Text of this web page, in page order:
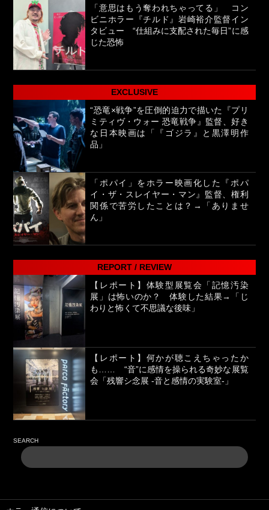
「意思はもう奪われちゃってる」 コン
ビニホラー『チルド』岩崎裕介監督イン
タビュー “仕組みに支配された毎日”に感
じた恐怖
EXCLUSIVE
“恐竜×戦争”を圧倒的迫力で描いた『プリ
ミティヴ・ウォー 恐竜戦争』監督、好き
な日本映画は「『ゴジラ』と黒澤明作
品」
「ポパイ」をホラー映画化した『ポパ
イ・ザ・スレイヤー・マン』監督、権利
関係で苦労したことは？→「ありませ
ん」
REPORT / REVIEW
【レポート】体験型展覧会「記憶汚染
展」は怖いのか？ 体験した結果→「じ
わりと怖くて不思議な後味」
【レポート】何かが聴こえちゃったか
も…… “音”に感情を操られる奇妙な展覧
会「残響シ念展 -⾳と感情の実験室-」
SEARCH